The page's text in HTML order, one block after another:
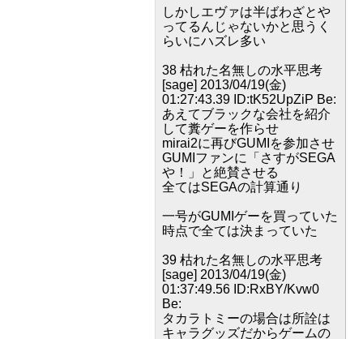
しかしエヴァは半ばわざとや
ってるんじゃないかと思うく
らいにハズレ多い
38 枯れた名無しの水平思考
[sage] 2013/04/19(金)
01:27:43.39 ID:tK52UpZiP Be:
あえてブラックな会社を紹介
して糞ゲーを作らせ
mirai2に再びGUMIを参加させ
GUMIファンに「さすがSEGA
や！」と絶賛させる
全てはSEGAの計算通り
一号がGUMIゲーを買っていた
時点で全ては決まっていた
39 枯れた名無しの水平思考
[sage] 2013/04/19(金)
01:37:49.56 ID:RxBY/Kvw0
Be:
タカラトミーの場合は所詮は
キャラグッズだからゲームの